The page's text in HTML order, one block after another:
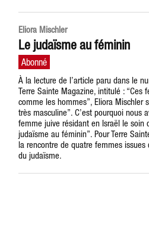
Eliora Mischler
Le judaïsme au féminin
À la lecture de l’article paru dans le
Terre Sainte Magazine, intitulé : “Ces
comme les hommes”, Eliora Mischler
très masculine”. C’est pourquoi nous
femme juive résidant en Israël le soin
judaïsme au féminin”. Pour Terre
la rencontre de quatre femmes
du judaïsme.